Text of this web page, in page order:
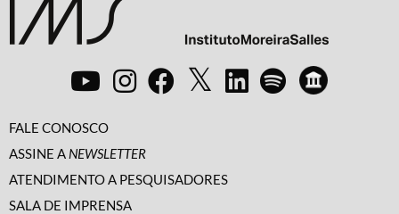
FALE CONOSCO
ASSINE A NEWSLETTER
ATENDIMENTO A PESQUISADORES
SALA DE IMPRENSA